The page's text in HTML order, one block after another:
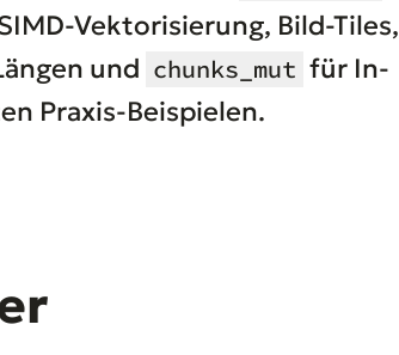
Vektorisierung, Bild-Tiles,
und chunks_mut für In-
Praxis-Beispielen.